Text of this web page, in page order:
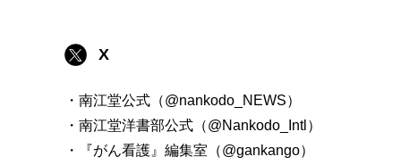
X
・南江堂公式（@nankodo_NEWS）
・南江堂洋書部公式（@Nankodo_Intl）
・『がん看護』編集室（@gankango）